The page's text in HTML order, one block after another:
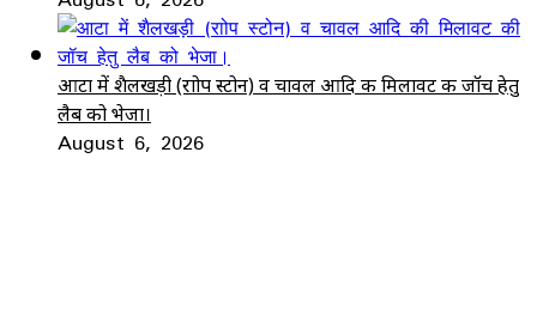
आटा में शैलखड़ी (राोप स्टोन) व चावल आदि की मिलावट की जॉच हेतु
लैब को भेजा।
August 6, 2026